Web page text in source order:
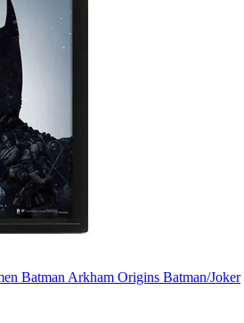
Batman Arkham Origins Batman/Joker